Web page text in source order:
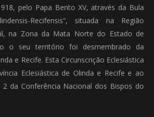
pelo Papa Bento XV, através da Bula
Recifensis”, situada na Região
na Zona da Mata Norte do Estado de
o seu território foi desmembrado da
e Recife. Esta Circunscrição Eclesiástica
Eclesiástica de Olinda e Recife e ao
2 da Conferência Nacional dos Bispos do